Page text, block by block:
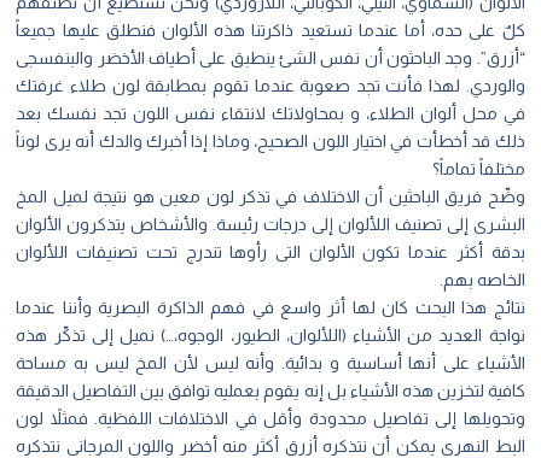
كلٌ على حده، أما عندما تستعيد ذاكرتنا هذه الألوان فنطلق عليها جميعاً
“أزرق”. وجد الباحثون أن نفس الشئ ينطبق على أطياف الأخضر والبنفسجى
والوردي. لهذا فأنت تجد صعوبة عندما تقوم بمطابقة لون طلاء غرفتك
في محل ألوان الطلاء، و بمحاولاتك لانتقاء نفس اللون تجد نفسك بعد
ذلك قد أخطأت في اختيار اللون الصحيح، وماذا إذا أخبرك والدك أنه يرى لوناً
مختلفاً تماماً؟
وضّح فريق الباحثين أن الاختلاف في تذكر لون معين هو نتيجة لميل المخ
البشرى إلى تصنيف اللألوان إلى درجات رئيسة. والأشخاص يتذكرون الألوان
بدقة أكثر عندما تكون الألوان التى رأوها تندرج تحت تصنيفات اللألوان
الخاصه بهم.
نتائج هذا البحث كان لها أثر واسع في فهم الذاكرة البصرية وأننا عندما
نواجة العديد من الأشياء (اللألوان، الطيور، الوجوه،…) نميل إلى تذكّر هذه
الأشياء على أنها أساسية و بدائية. وأنه ليس لأن المخ ليس به مساحة
كافية لتخزين هذه الأشياء بل إنه يقوم بعمليه توافق بين التفاصيل الدقيقة
وتحويلها إلى تفاصيل محدودة وأقل في الاختلافات اللفظية. فمثلاً لون
البط النهرى يمكن أن نتذكره أزرق أكثر منه أخضر واللون المرجانى نتذكره